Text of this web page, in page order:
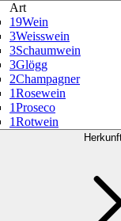
Art
19Wein
3Weisswein
3Schaumwein
3Glögg
2Champagner
1Rosewein
1Proseco
1Rotwein